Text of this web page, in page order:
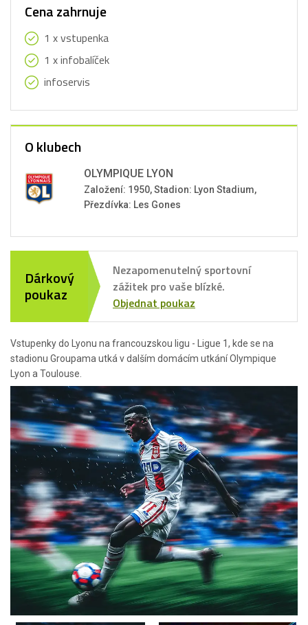
Vstupenky do Lyonu na francouzskou ligu - Ligue 1, kde se na
stadionu Groupama utká v dalším domácím utkání Olympique
Lyon a Toulouse.
Cena zahrnuje
1 x vstupenka
1 x infobalíček
infoservis
O klubech
OLYMPIQUE LYON
Založení: 1950, Stadion: Lyon Stadium,
Přezdívka: Les Gones
Dárkový
poukaz
Nezapomenutelný sportovní
zážitek pro vaše blízké.
Objednat poukaz